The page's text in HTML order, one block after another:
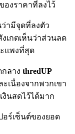
องราคาที่ลงไว้
ามีจุดที่ลงตัว
เกตเห็นว่าส่วนลด
แพงที่สุด
กลาง thredUP
เนื่องจากพวกเขา
งินสดไว้ได้มาก
อร์เซ็นต์ของยอด